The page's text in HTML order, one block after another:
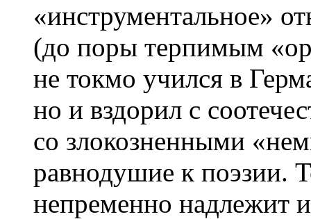
«инструментальное»
(до поры терпимым
не токмо учился в
но и вздорил с
со злокозненными
равнодушие к поэзии.
непременно надлежит и